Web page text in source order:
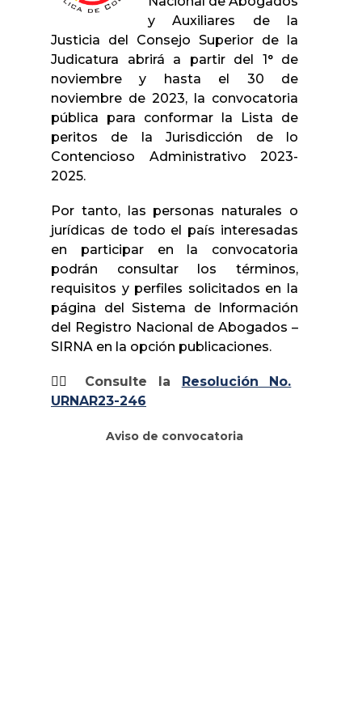
y Auxiliares de la
Justicia del Consejo Superior de la
Judicatura abrirá a partir del 1° de
noviembre y hasta el 30 de
noviembre de 2023, la convocatoria
pública para conformar la Lista de
peritos de la Jurisdicción de lo
Contencioso Administrativo 2023-
2025.
Por tanto, las personas naturales o
jurídicas de todo el país interesadas
en participar en la convocatoria
podrán consultar los términos,
requisitos y perfiles solicitados en la
página del Sistema de Información
del Registro Nacional de Abogados –
SIRNA en la opción publicaciones.
👉🏽 Consulte la Resolución No.
URNAR23-246
Aviso de convocatoria